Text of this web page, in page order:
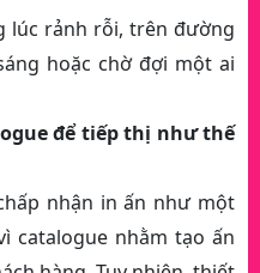
lúc rảnh rỗi, trên đường
hoặc chờ đợi một ai
để tiếp thị như thế
nhận in ấn như một
catalogue nhằm tạo ấn